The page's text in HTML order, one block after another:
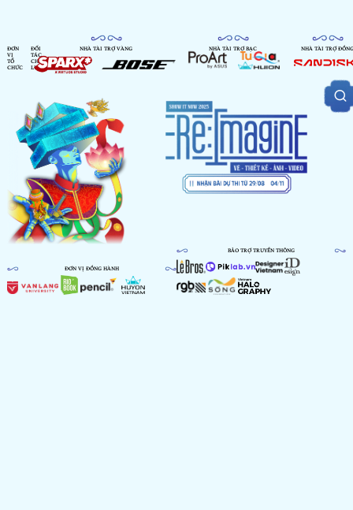
ĐƠN
VỊ
TỔ
CHỨC
ĐỐI
TÁC
CHIẾN
LƯỢC
NHÀ TÀI TRỢ VÀNG NHÀ TÀI TRỢ BẠC NHÀ TÀI TRỢ ĐỒNG
ĐƠN VỊ ĐỒNG HÀNH
BẢO TRỢ TRUYỀN THÔNG